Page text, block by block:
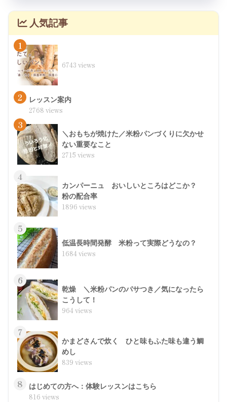
人気記事
1
6743 views
2 レッスン案内
2768 views
3
＼おもちが焼けた／米粉パンづくりに欠かせ
ない重要なこと
2715 views
4
カンパーニュ おいしいところはどこか？
粉の配合率
1896 views
5
低温長時間発酵 米粉って実際どうなの？
1684 views
6
乾燥 ＼米粉パンのパサつき／気になったら
こうして！
964 views
7
かまどさんで炊く ひと味もふた味も違う鯛
めし
839 views
8 はじめての方へ：体験レッスンはこちら
816 views